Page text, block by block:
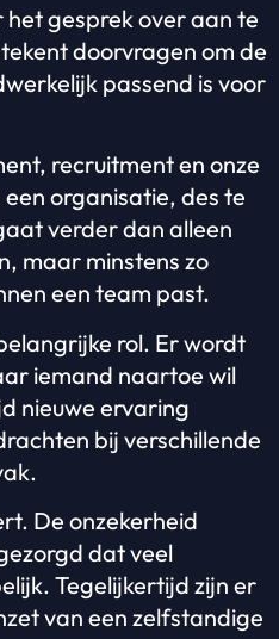
gesprek over aan te
doorvragen om de
passend is voor
recruitment en onze
organisatie, des te
verder dan alleen
maar minstens zo
een team past.
rol. Er wordt
iemand naartoe wil
nieuwe ervaring
bij verschillende
De onzekerheid
dat veel
Tegelijkertijd zijn er
van een zelfstandige